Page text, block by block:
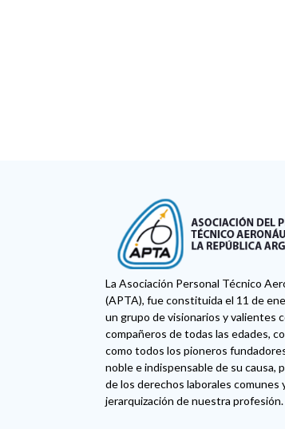
La Asociación Personal Técnico
(APTA), fue constituida el 11 de
un grupo de visionarios y valientes
compañeros de todas las edades,
como todos los pioneros
noble e indispensable de su causa,
de los derechos laborales comunes
jerarquización de nuestra profesión.